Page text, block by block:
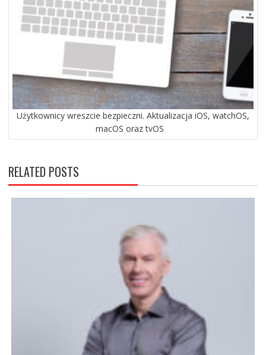
Użytkownicy wreszcie bezpieczni. Aktualizacja iOS, watchOS,
macOS oraz tvOS
RELATED POSTS